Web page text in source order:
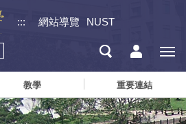
::: 網站導覽 NUST
教學 重要連結